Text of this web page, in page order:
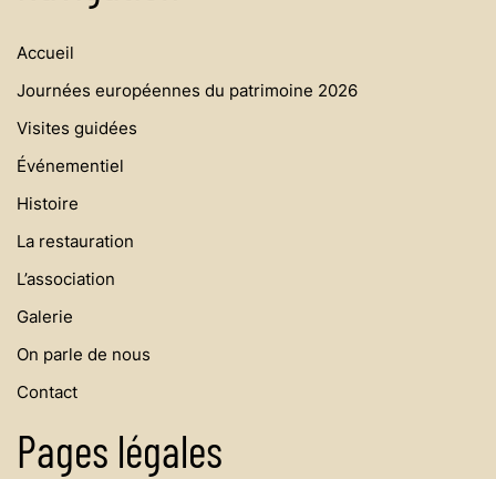
Accueil
Journées européennes du patrimoine 2026
Visites guidées
Événementiel
Histoire
La restauration
L’association
Galerie
On parle de nous
Contact
Pages légales